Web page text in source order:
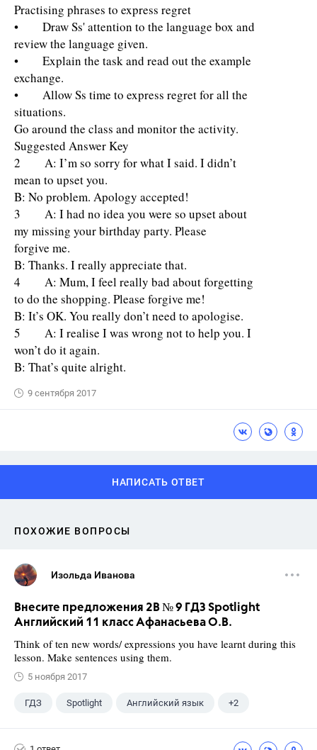
Practising phrases to express regret
• Draw Ss' attention to the language box and
review the language given.
• Explain the task and read out the example
exchange.
• Allow Ss time to express regret for all the
situations.
Go around the class and monitor the activity.
Suggested Answer Key
2 A: I’m so sorry for what I said. I didn’t
mean to upset you.
B: No problem. Apology accepted!
3 A: I had no idea you were so upset about
my missing your birthday party. Please
forgive me.
B: Thanks. I really appreciate that.
4 A: Mum, I feel really bad about forgetting
to do the shopping. Please forgive me!
B: It’s OK. You really don’t need to apologise.
5 A: I realise I was wrong not to help you. I
won’t do it again.
B: That’s quite alright.
9 сентября 2017
НАПИСАТЬ ОТВЕТ
ПОХОЖИЕ ВОПРОСЫ
Изольда Иванова
Внесите предложения 2B № 9 ГДЗ Spotlight
Английский 11 класс Афанасьева О.В.
Think of ten new words/ expressions you have learnt during this
lesson. Make sentences using them.
5 ноября 2017
ГДЗ Spotlight Английский язык +2